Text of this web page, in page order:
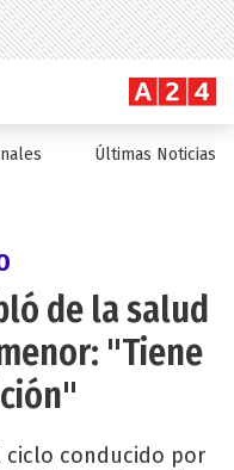
Últimas Noticias
de la salud
"Tiene
ciclo conducido por